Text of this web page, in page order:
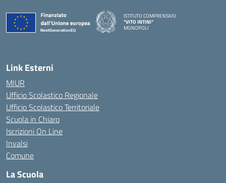
ISTITUTO COMPRENSIVO
"VITO INTINI"
MONOPOLI
Link Esterni
MIUR
Ufficio Scolastico Regionale
Ufficio Scolastico Territoriale
Scuola in Chiaro
Iscrizioni On Line
Invalsi
Comune
La Scuola